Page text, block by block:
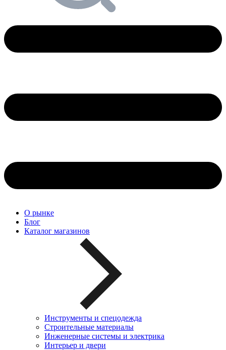
О рынке
Блог
Каталог магазинов
Инструменты и спецодежда
Строительные материалы
Инженерные системы и электрика
Интерьер и двери